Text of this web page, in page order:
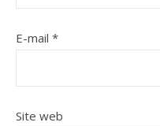
E-mail *
Site web